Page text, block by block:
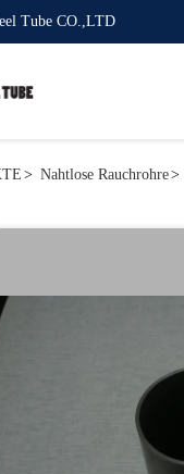
Tube CO.,LTD
> Nahtlose Rauchrohre>